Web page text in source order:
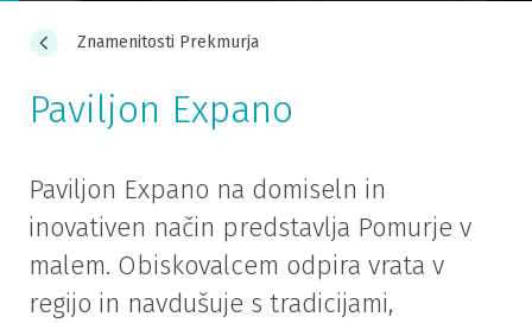
Znamenitosti Prekmurja
Paviljon Expano
Paviljon Expano na domiseln in
inovativen način predstavlja Pomurje v
malem. Obiskovalcem odpira vrata v
regijo in navdušuje s tradicijami,